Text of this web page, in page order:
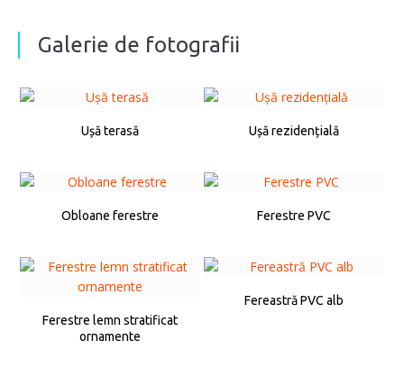
Galerie de fotografii
Ușă terasă Ușă rezidențială
Obloane ferestre Ferestre PVC
Ferestre lemn stratificat
ornamente
Fereastră PVC alb